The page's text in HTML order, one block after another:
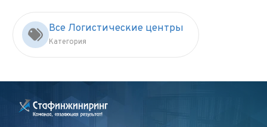
Все Логистические центры
Категория